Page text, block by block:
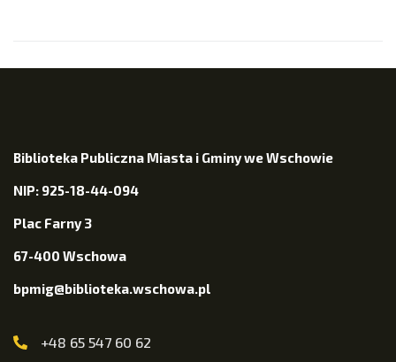
Biblioteka Publiczna Miasta i Gminy we Wschowie
NIP: 925-18-44-094
Plac Farny 3
67-400 Wschowa
bpmig@biblioteka.wschowa.pl
+48 65 547 60 62